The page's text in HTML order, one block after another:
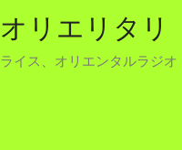
オリエリタリ
ライス、オリエンタルラジ